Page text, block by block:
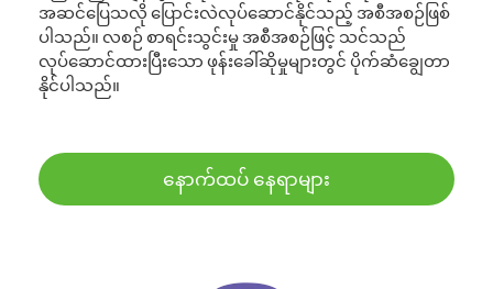
အဆင်ပြေသလို ပြောင်းလဲလုပ်ဆောင်နိုင်သည့် အစီအစဉ်ဖြစ်
ပါသည်။ လစဉ် စာရင်းသွင်းမှု အစီအစဉ်ဖြင့် သင်သည်
လုပ်ဆောင်ထားပြီးသော ဖုန်းခေါ်ဆိုမှုများတွင် ပိုက်ဆံချွေတာ
နိုင်ပါသည်။
နောက်ထပ် နေရာများ